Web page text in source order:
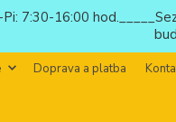
7:30-16:00
Doprava a platba